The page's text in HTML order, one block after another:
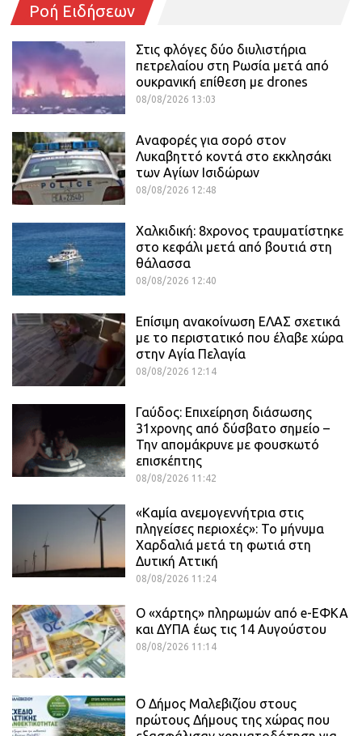
Ροή Ειδήσεων
Στις φλόγες δύο διυλιστήρια
πετρελαίου στη Ρωσία μετά από
ουκρανική επίθεση με drones
08/08/2026 13:03
Αναφορές για σορό στον
Λυκαβηττό κοντά στο εκκλησάκι
των Αγίων Ισιδώρων
08/08/2026 12:48
Χαλκιδική: 8χρονος τραυματίστηκε
στο κεφάλι μετά από βουτιά στη
θάλασσα
08/08/2026 12:40
Επίσιμη ανακοίνωση ΕΛΑΣ σχετικά
με το περιστατικό που έλαβε χώρα
στην Αγία Πελαγία
08/08/2026 12:14
Γαύδος: Επιχείρηση διάσωσης
31χρονης από δύσβατο σημείο –
Την απομάκρυνε με φουσκωτό
επισκέπτης
08/08/2026 11:42
«Καμία ανεμογεννήτρια στις
πληγείσες περιοχές»: Το μήνυμα
Χαρδαλιά μετά τη φωτιά στη
Δυτική Αττική
08/08/2026 11:24
Ο «χάρτης» πληρωμών από e-ΕΦΚΑ
και ΔΥΠΑ έως τις 14 Αυγούστου
08/08/2026 11:14
Ο Δήμος Μαλεβιζίου στους
πρώτους Δήμους της χώρας που